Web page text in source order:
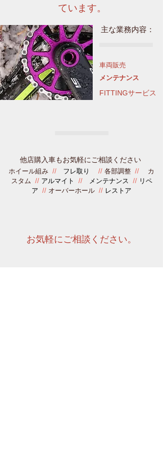
ています。
メンテナンス
車両販売
​FITTINGサービス
主な業務内容：
他店購入車もお気軽にご相談ください
ホイール組み // フレ取り // 各部調整 // カ
スタム // アルマイト // メンテナンス // リペ
ア // オーバーホール // レストア
お気軽にご相談ください。